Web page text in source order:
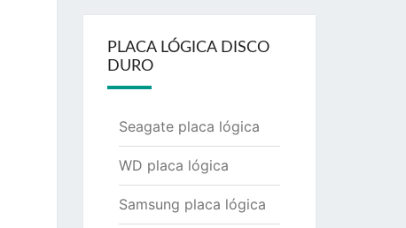
PLACA LÓGICA DISCO
DURO
Seagate placa lógica
WD placa lógica
Samsung placa lógica